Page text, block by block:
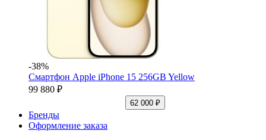
-38%
Смартфон Apple iPhone 15 256GB Yellow
99 880 ₽
62 000 ₽
Бренды
Оформление заказа